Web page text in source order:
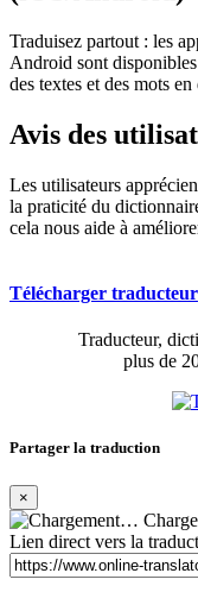
Traduisez partout : les
Android sont
des textes et des mots
Avis des
Les utilisateurs
la praticité du
cela nous aide à
Télécharger traducteur
Traducteur,
plus de
Partager la traduction
×
Lien direct vers la